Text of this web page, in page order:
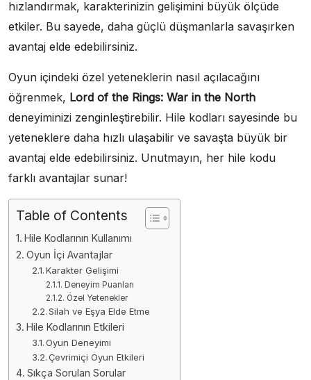
hızlandırmak, karakterinizin gelişimini büyük ölçüde
etkiler. Bu sayede, daha güçlü düşmanlarla savaşırken
avantaj elde edebilirsiniz.
Oyun içindeki özel yeteneklerin nasıl açılacağını
öğrenmek, Lord of the Rings: War in the North
deneyiminizi zenginleştirebilir. Hile kodları sayesinde bu
yeteneklere daha hızlı ulaşabilir ve savaşta büyük bir
avantaj elde edebilirsiniz. Unutmayın, her hile kodu
farklı avantajlar sunar!
Table of Contents
Hile Kodlarının Kullanımı
Oyun İçi Avantajlar
Karakter Gelişimi
Deneyim Puanları
Özel Yetenekler
Silah ve Eşya Elde Etme
Hile Kodlarının Etkileri
Oyun Deneyimi
Çevrimiçi Oyun Etkileri
Sıkça Sorulan Sorular